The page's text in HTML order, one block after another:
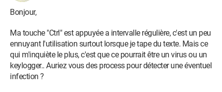
Bonjour,
Ma touche "Ctrl" est appuyée a intervalle régulière, c'est un peu
ennuyant l'utilisation surtout lorsque je tape du texte. Mais ce
qui m'inquiète le plus, c'est que ce pourrait être un virus ou un
keylogger.. Auriez vous des process pour détecter une éventuel
infection ?